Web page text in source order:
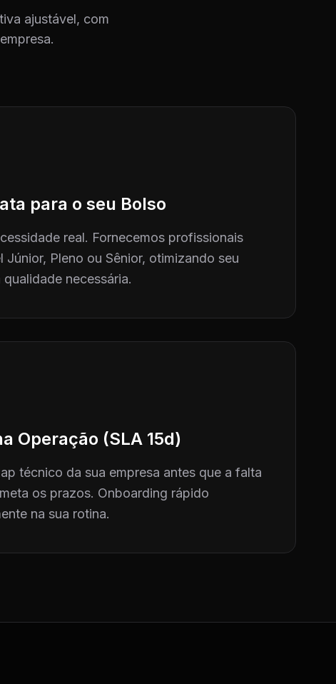
ajustável, com
para o seu Bolso
real. Fornecemos profissionais
Júnior, Pleno ou Sênior, otimizando seu
necessária.
Operação (SLA 15d)
técnico da sua empresa antes que a falta
os prazos. Onboarding rápido
na sua rotina.